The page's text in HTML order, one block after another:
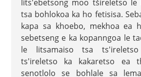
lits'ebetsong moo tšireletso
tsa bohlokoa ka ho fetisisa.
kapa sa khoebo, mekhoa ea
sebetseng e ka kopanngoa le
le litsamaiso tsa
ts'ireletso ka kakaretso ea
senotlolo se bohlale sa